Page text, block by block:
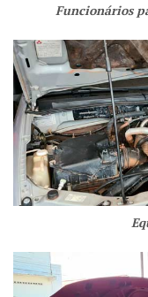
Funcionários